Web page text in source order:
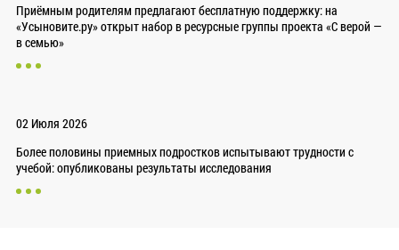
Приёмным родителям предлагают бесплатную поддержку: на
«Усыновите.ру» открыт набор в ресурсные группы проекта «С верой —
в семью»
02 Июля 2026
Более половины приемных подростков испытывают трудности с
учебой: опубликованы результаты исследования